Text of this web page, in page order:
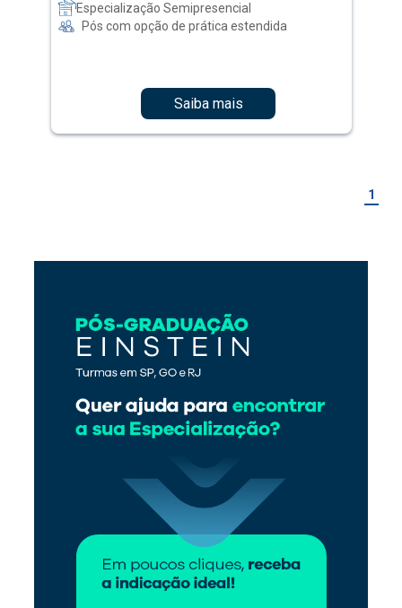
Especialização Semipresencial
Pós com opção de prática estendida
Saiba mais
1